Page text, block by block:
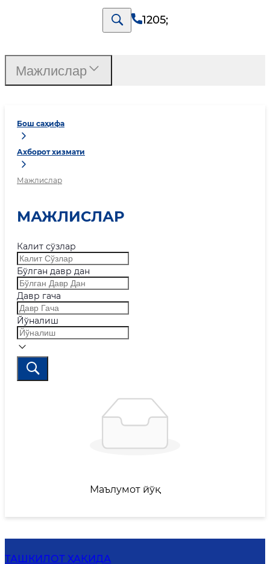
1205;
Бош саҳифа
Ахборот хизмати
Мажлислар
МАЖЛИСЛАР
Калит сўзлар
Бўлган давр дан
Давр гача
Йўналиш
Маълумот йўқ
Мажлислар
ТАШКИЛОТ ҲАҚИДА